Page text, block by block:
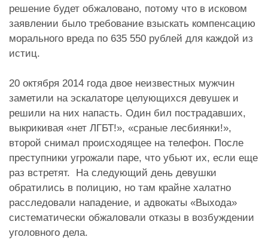
решение будет обжаловано, потому что в исковом
заявлении было требование взыскать компенсацию
морального вреда по 635 550 рублей для каждой из
истиц.
20 октября 2014 года двое неизвестных мужчин
заметили на эскалаторе целующихся девушек и
решили на них напасть. Один бил пострадавших,
выкрикивая «нет ЛГБТ!», «сраные лесбиянки!»,
второй снимал происходящее на телефон. После
преступники угрожали паре, что убьют их, если еще
раз встретят. На следующий день девушки
обратились в полицию, но там крайне халатно
расследовали нападение, и адвокаты «Выхода»
систематически обжаловали отказы в возбуждении
уголовного дела.